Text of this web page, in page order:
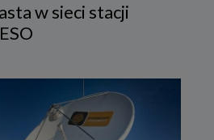
w sieci stacji